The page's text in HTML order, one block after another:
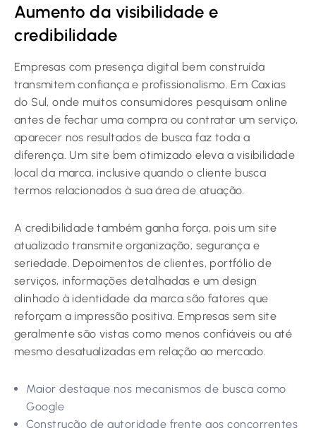
Aumento da visibilidade e
credibilidade
Empresas com presença digital bem construída
transmitem confiança e profissionalismo. Em Caxias
do Sul, onde muitos consumidores pesquisam online
antes de fechar uma compra ou contratar um serviço,
aparecer nos resultados de busca faz toda a
diferença. Um site bem otimizado eleva a visibilidade
local da marca, inclusive quando o cliente busca
termos relacionados à sua área de atuação.
A credibilidade também ganha força, pois um site
atualizado transmite organização, segurança e
seriedade. Depoimentos de clientes, portfólio de
serviços, informações detalhadas e um design
alinhado à identidade da marca são fatores que
reforçam a impressão positiva. Empresas sem site
geralmente são vistas como menos confiáveis ou até
mesmo desatualizadas em relação ao mercado.
Maior destaque nos mecanismos de busca como
Google
Construção de autoridade frente aos concorrentes